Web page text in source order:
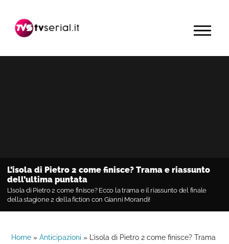
navigazione
contenuto
barra
primaria
MENU
L’isola di Pietro 2 come finisce? Trama e riassunto
dell’ultima puntata
L’isola di Pietro 2 come finisce? Ecco la trama e il riassunto del finale
della stagione 2 della fiction con Gianni Morandi!
Home »Anticipazioni »
L’isola di Pietro 2 come finisce? Trama